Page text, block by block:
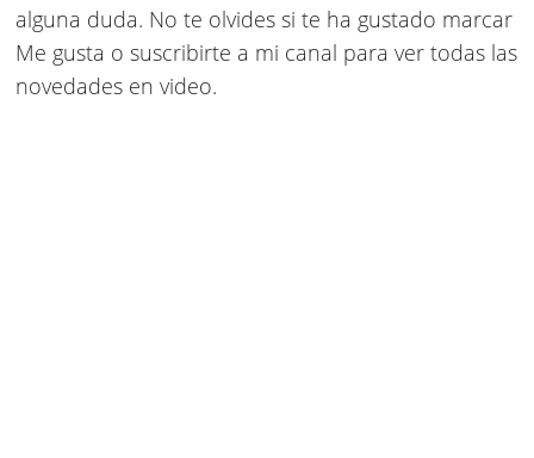
alguna duda. No te olvides si te ha gustado marcar
Me gusta o suscribirte a mi canal para ver todas las
novedades en video.